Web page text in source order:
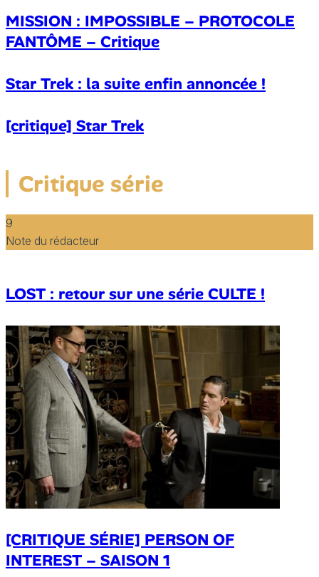
MISSION : IMPOSSIBLE – PROTOCOLE
FANTÔME – Critique
Star Trek : la suite enfin annoncée !
[critique] Star Trek
Critique série
9
Note du rédacteur
LOST : retour sur une série CULTE !
[CRITIQUE SÉRIE] PERSON OF
INTEREST – SAISON 1